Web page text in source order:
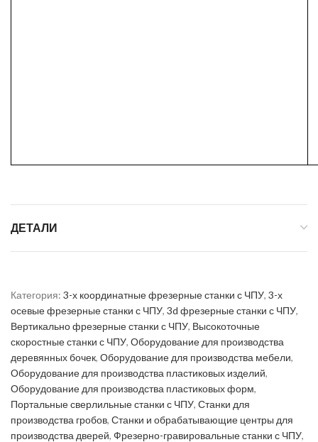
ДЕТАЛИ
Категория: 3-х координатные фрезерные станки с ЧПУ, 3-х
осевые фрезерные станки с ЧПУ, 3d фрезерные станки с ЧПУ,
Вертикально фрезерные станки с ЧПУ, Высокоточные
скоростные станки с ЧПУ, Оборудование для производства
деревянных бочек, Оборудование для производства мебели,
Оборудование для производства пластиковых изделий,
Оборудование для производства пластиковых форм,
Портальные сверлильные станки с ЧПУ, Станки для
производства гробов, Станки и обрабатывающие центры для
производства дверей, Фрезерно-гравировальные станки с ЧПУ,